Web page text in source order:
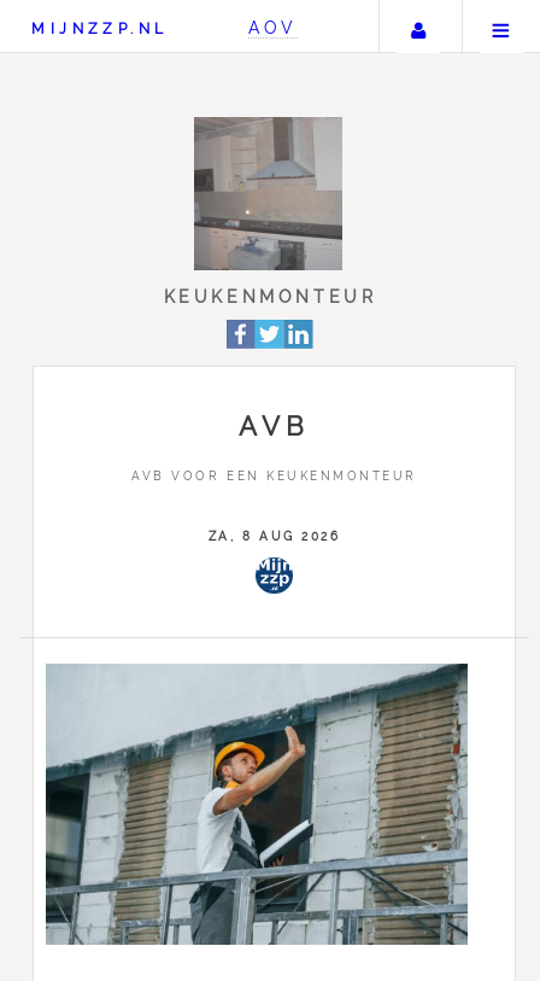
MIJNZZP.NL AOV Uw
KEUKENMONTEUR
AVB
AVB VOOR EEN KEUKENMONTEUR
ZA, 8 AUG 2026